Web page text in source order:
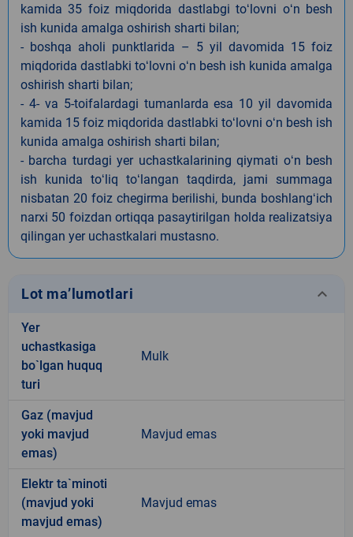
kamida 35 foiz miqdorida dastlabgi toʻlovni oʻn besh
ish kunida amalga oshirish sharti bilan;
- boshqa aholi punktlarida – 5 yil davomida 15 foiz
miqdorida dastlabki toʻlovni oʻn besh ish kunida amalga
oshirish sharti bilan;
- 4- va 5-toifalardagi tumanlarda esa 10 yil davomida
kamida 15 foiz miqdorida dastlabki toʻlovni oʻn besh ish
kunida amalga oshirish sharti bilan;
- barcha turdagi yer uchastkalarining qiymati oʻn besh
ish kunida toʻliq toʻlangan taqdirda, jami summaga
nisbatan 20 foiz chegirma berilishi, bunda boshlangʻich
narxi 50 foizdan ortiqqa pasaytirilgan holda realizatsiya
qilingan yer uchastkalari mustasno.
Lot ma’lumotlari keyboard_arrow_down
Yer
uchastkasiga
bo`lgan huquq
turi
Mulk
Gaz (mavjud
yoki mavjud
emas)
Mavjud emas
Elektr ta`minoti
(mavjud yoki
mavjud emas)
Mavjud emas